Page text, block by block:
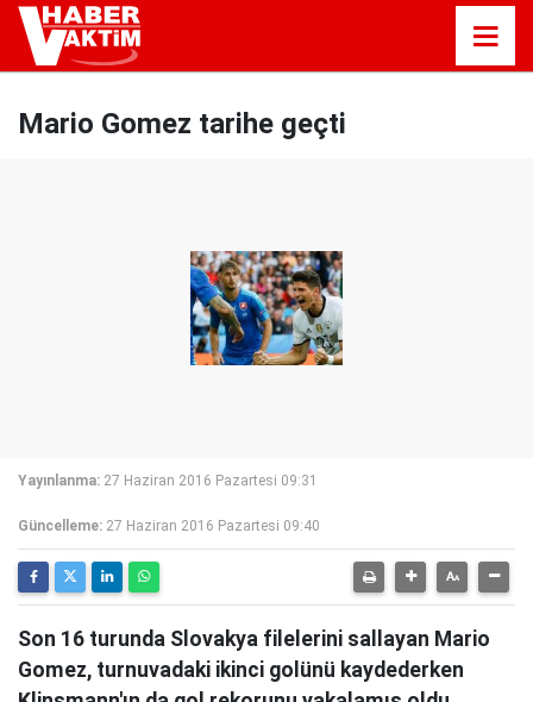
Mario Gomez tarihe geçti
Yayınlanma: 27 Haziran 2016 Pazartesi 09:31
Güncelleme: 27 Haziran 2016 Pazartesi 09:40
Son 16 turunda Slovakya filelerini sallayan Mario
Gomez, turnuvadaki ikinci golünü kaydederken